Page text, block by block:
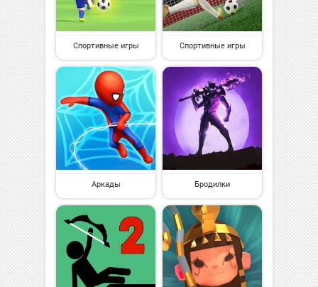
Спортивные игры Спортивные игры
Аркады Бродилки